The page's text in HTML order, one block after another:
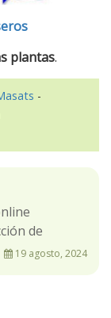
plantas.
-
de
19 agosto, 2024